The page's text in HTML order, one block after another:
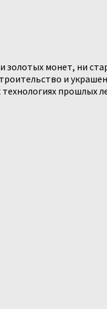
золотых монет, ни
и
прошлых